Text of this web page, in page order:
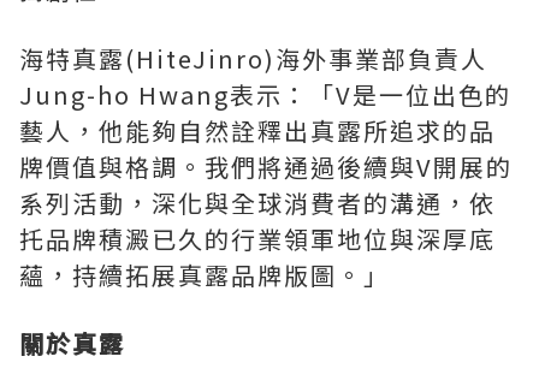
海特真露(HiteJinro)海外事業部負責人
Jung-ho Hwang表示：「V是一位出色的
藝人，他能夠自然詮釋出真露所追求的品
牌價值與格調。我們將通過後續與V開展的
系列活動，深化與全球消費者的溝通，依
托品牌積澱已久的行業領軍地位與深厚底
蘊，持續拓展真露品牌版圖。」
關於真露